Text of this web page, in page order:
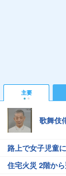
主要
歌舞伎
路上で女子児童
住宅火災 2階か